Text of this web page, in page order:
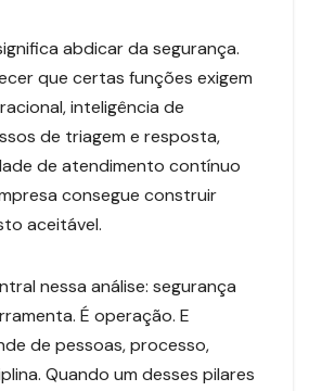
abdicar da segurança.
que certas funções exigem
inteligência de
de triagem e resposta,
de atendimento contínuo
consegue construir
aceitável.
nessa análise: segurança
É operação. E
de pessoas, processo,
Quando um desses pilares